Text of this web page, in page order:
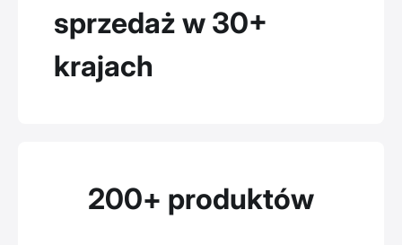
sprzedaż w 30+
krajach
200+ produktów